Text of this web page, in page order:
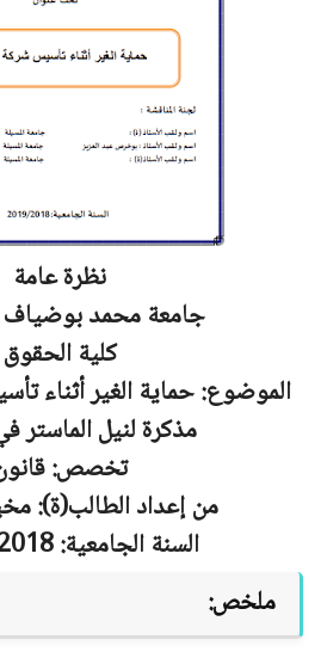
نظرة عامة
جامعة محمد بوضياف
كلية الحقوق
الموضوع:حماية الغير أثناء
مذكرة لنيل الماستر
تخصص:
من إعداد الطالب(ة):
السنة الجامعية: 2018 / 2019
ملخص: